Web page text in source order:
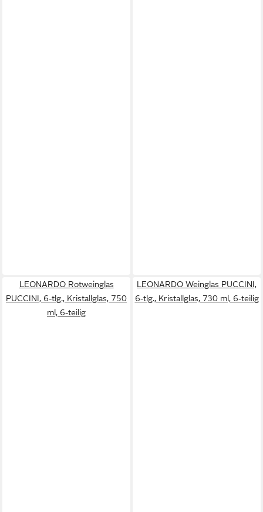
LEONARDO Rotweinglas
PUCCINI, 6-tlg., Kristallglas, 750
ml, 6-teilig
LEONARDO Weinglas PUCCINI,
6-tlg., Kristallglas, 730 ml, 6-teilig